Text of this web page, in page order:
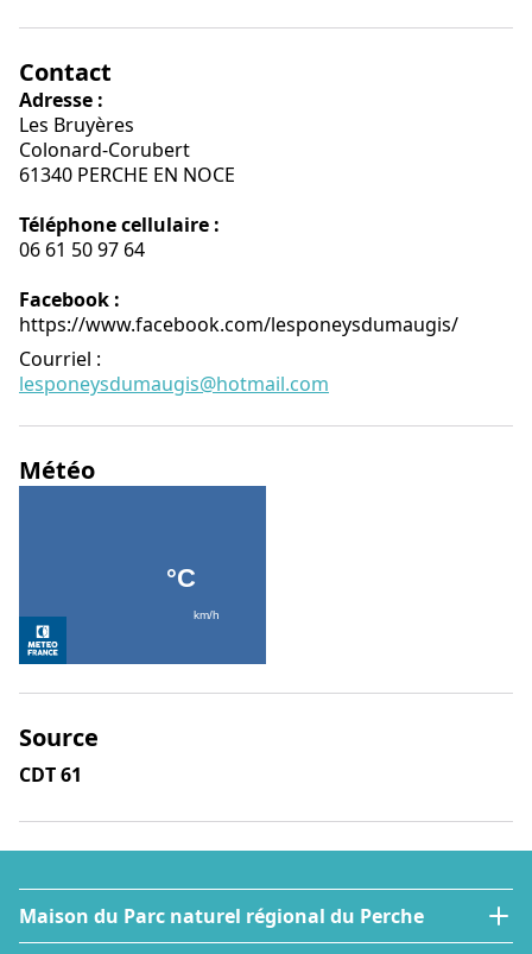
Contact
Adresse :
Les Bruyères
Colonard-Corubert
61340 PERCHE EN NOCE
Téléphone cellulaire :
06 61 50 97 64
Facebook :
https://www.facebook.com/lesponeysdumaugis/
Courriel :
lesponeysdumaugis@hotmail.com
Météo
Source
CDT 61
Maison du Parc naturel régional du Perche